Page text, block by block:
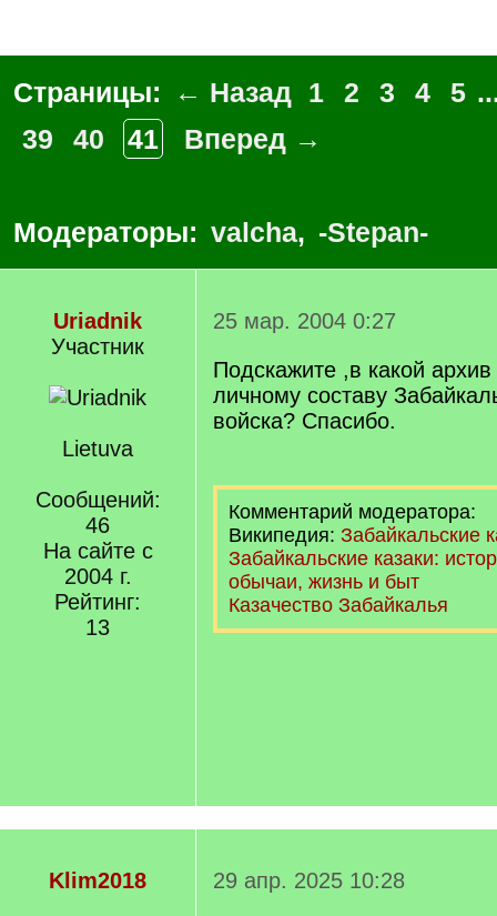
Страницы: ← Назад 1 2 3 4 5
39
40 41 Вперед →
Модераторы: valcha, -Stepan-
Uriadnik
Участник
Lietuva
Сообщений:
46
На сайте с
2004 г.
Рейтинг:
13
25 мар. 2004 0:27
Подскажите ,в какой
личному составу
войска? Спасибо.
Комментарий модератора:
Википедия: Забайкальские
Забайкальские казаки:
обычаи, жизнь и быт
Казачество Забайкалья
Klim2018
29 апр. 2025 10:28